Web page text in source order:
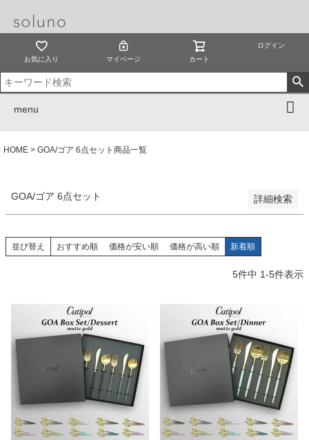
お気に入り マイページ カート
ログイン
menu
HOME GOA/ゴア 6点セット商品一覧
GOA/ゴア 6点セット 詳細検索
並び順
新着順
登録順
価格が安い順
並び替え おすすめ順 価格が安い順 価格が高い順 新着順
5件中 1-5件表示